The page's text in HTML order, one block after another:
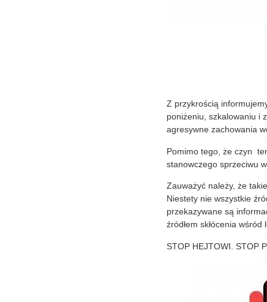
Z przykrością
poniżeniu, szkalowaniu i
agresywne zachowania
Pomimo tego, że czyn
stanowczego
Zauważyć należy, że
Niestety nie wszystkie
przekazywane są
źródłem skłócenia wśród
STOP HEJTOWI. STOP